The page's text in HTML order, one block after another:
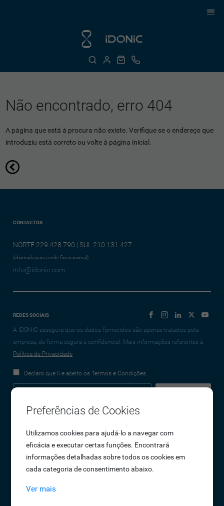
Não encontrado, erro 404
A página que está à procura não existe. Verifique se o endereço que
introduziu está correto ou volte à página inicial.
CONTACTOS
NORTE 229 428 790 | SUL 210 131 427
(chamada para a rede fixa nacional)
info@idonic.com
REDES SOCIAIS
A IDONIC assegura que os dados fornecidos são apenas tratados pela
empresa, de forma segura e confidencial. Mais informações referentes à
Política de Privacidade
Declaro que li e aceito os Termos e Condições
Empresa
Sobre Nós
Oportunidades de Emprego
Termos e Condições
Política de Privacidade
Preferências de Cookies
Utilizamos cookies para ajudá-lo a navegar com
eficácia e executar certas funções. Encontrará
informações detalhadas sobre todos os cookies em
cada categoria de consentimento abaixo.
Ver mais